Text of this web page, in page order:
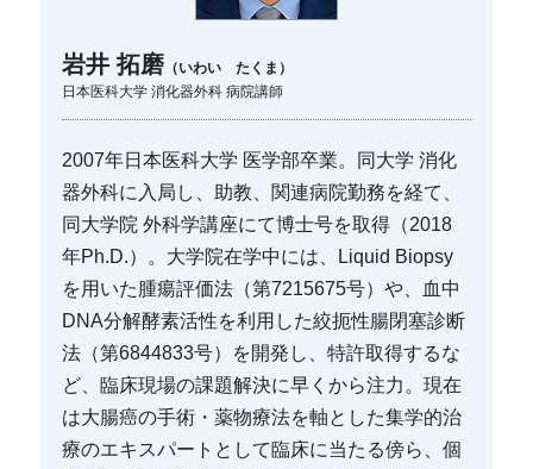
岩井 拓磨 （いわい たくま）
日本医科大学 消化器外科 病院講師
2007年日本医科大学 医学部卒業。同大学 消化
器外科に入局し、助教、関連病院勤務を経て、
同大学院 外科学講座にて博士号を取得（2018
年Ph.D.）。大学院在学中には、Liquid Biopsy
を用いた腫瘍評価法（第7215675号）や、血中
DNA分解酵素活性を利用した絞扼性腸閉塞診断
法（第6844833号）を開発し、特許取得するな
ど、臨床現場の課題解決に早くから注力。現在
は大腸癌の手術・薬物療法を軸とした集学的治
療のエキスパートとして臨床に当たる傍ら、個